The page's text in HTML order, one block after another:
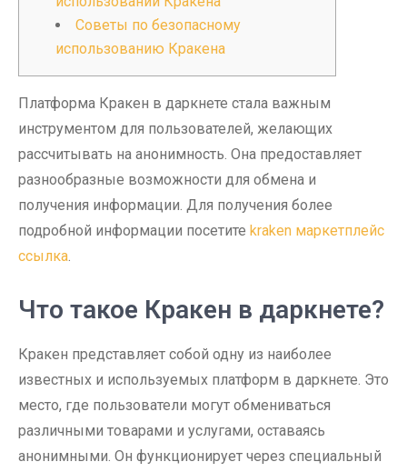
Советы по безопасному
использованию Кракена
Платформа Кракен в даркнете стала важным
инструментом для пользователей, желающих
рассчитывать на анонимность. Она предоставляет
разнообразные возможности для обмена и
получения информации. Для получения более
подробной информации посетите kraken маркетплейс
ссылка.
Что такое Кракен в даркнете?
Кракен представляет собой одну из наиболее
известных и используемых платформ в даркнете. Это
место, где пользователи могут обмениваться
различными товарами и услугами, оставаясь
анонимными. Он функционирует через специальный